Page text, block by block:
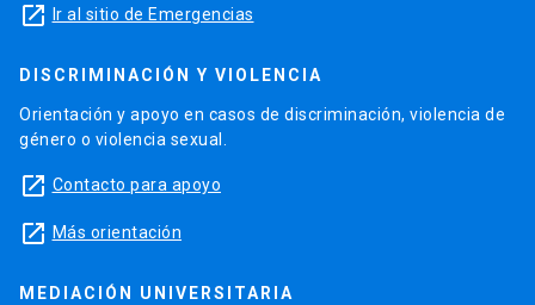
launch Ir al sitio de Emergencias
DISCRIMINACIÓN Y VIOLENCIA
Orientación y apoyo en casos de discriminación, violencia de
género o violencia sexual.
launch Contacto para apoyo
launch Más orientación
MEDIACIÓN UNIVERSITARIA